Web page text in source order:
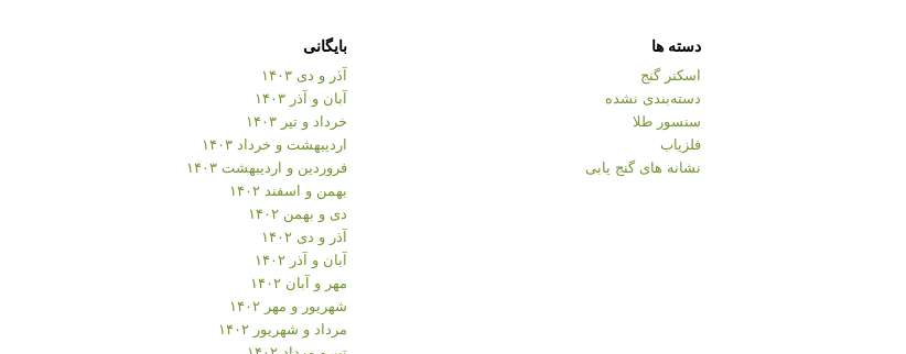
دسته ها
اسکنر گنج
دسته‌بندی نشده
سنسور طلا
فلزیاب
نشانه های گنج یابی
بایگانی
آذر و دی ۱۴۰۳
آبان و آذر ۱۴۰۳
خرداد و تیر ۱۴۰۳
اردیبهشت و خرداد ۱۴۰۳
فروردین و اردیبهشت ۱۴۰۳
بهمن و اسفند ۱۴۰۲
دی و بهمن ۱۴۰۲
آذر و دی ۱۴۰۲
آبان و آذر ۱۴۰۲
مهر و آبان ۱۴۰۲
شهریور و مهر ۱۴۰۲
مرداد و شهریور ۱۴۰۲